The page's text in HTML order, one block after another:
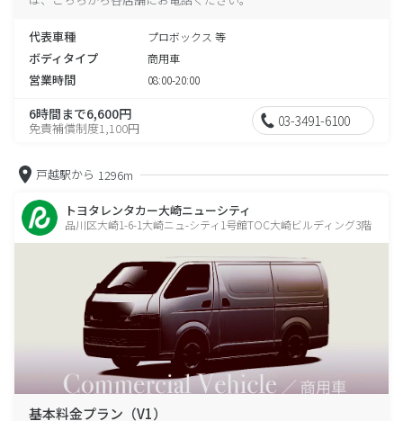
代表車種 プロボックス 等
ボディタイプ 商用車
営業時間 08:00-20:00
6時間まで6,600円
免責補償制度1,100円 03-3491-6100
戸越駅から 1296m
トヨタレンタカー大崎ニューシティ
品川区大崎1-6-1大崎ニュ-シティ1号館TOC大崎ビルディング3階
基本料金プラン（V1）